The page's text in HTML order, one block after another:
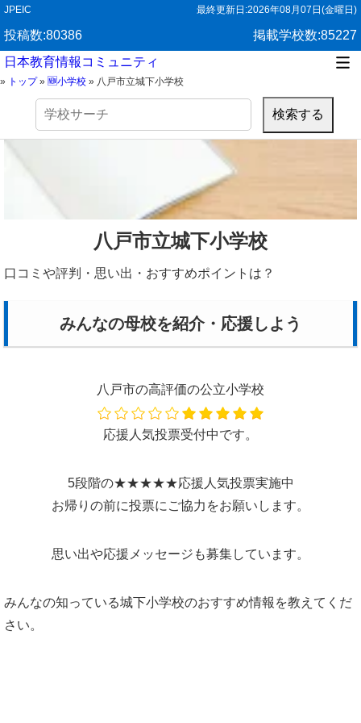
JPEIC 最終更新日:2026年08月07日(金曜日)
投稿数:80386
掲載学校数:85227
日本教育情報コミュニティ
» トップ» 🆕小学校 » 八戸市立城下小学校
検
八戸市立城下小学校
口コミや評判・思い出・おすすめポイントは？
みんなの母校を紹介・応援しよう
八戸市の高評価の公立小学校
応援人気投票受付中です。
5段階の★★★★★応援人気投票実施中
お帰りの前に投票にご協力をお願いします。
思い出や応援メッセージも募集しています。
みんなの知っている城下小学校のおすすめ情報を教えてくだ
さい。